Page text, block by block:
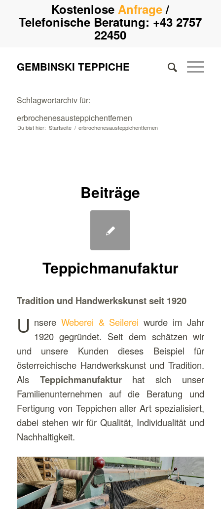
KostenloseAnfrage/
Telefonische Beratung:+43 2757
22450
GEMBINSKI TEPPICHE
Schlagwortarchiv für:
erbrochenesausteppichentfernen
Du bist hier: Startseite / erbrochenesausteppichentfernen
Beiträge
Teppichmanufaktur
Tradition und Handwerkskunst seit 1920
U nsere Weberei & Seilerei wurde im Jahr
1920 gegründet. Seit dem schätzen wir
und unsere Kunden dieses Beispiel für
österreichische Handwerkskunst und Tradition.
Als Teppichmanufakturhat sich unser
Familienunternehmen auf die Beratung und
Fertigung von Teppichen aller Art spezialisiert,
dabei stehen wir für Qualität, Individualität und
Nachhaltigkeit.